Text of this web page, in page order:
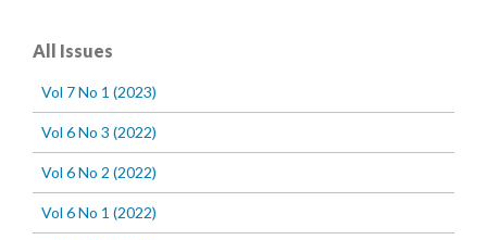
All Issues
Vol 7 No 1 (2023)
Vol 6 No 3 (2022)
Vol 6 No 2 (2022)
Vol 6 No 1 (2022)